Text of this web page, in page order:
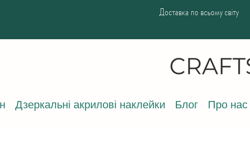
Доставка по всьому світу
Дзеркальні акрилові наклейки Блог Про нас